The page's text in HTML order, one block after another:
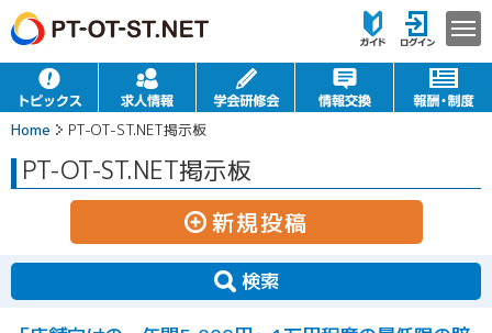
Home PT-OT-ST.NET掲示板
PT-OT-ST.NET掲示板
新規投稿
検索